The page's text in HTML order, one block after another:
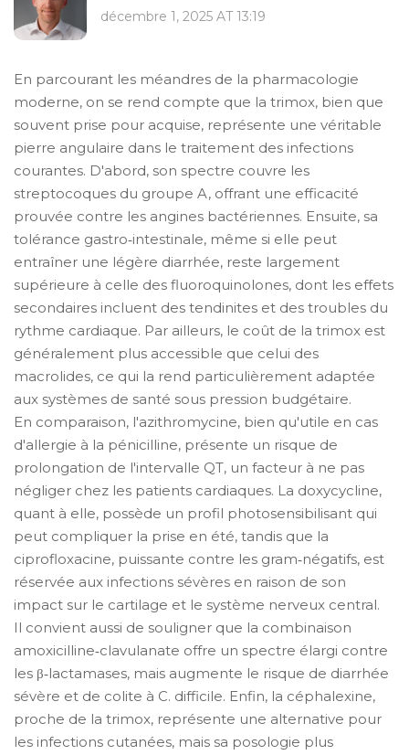
décembre 1, 2025 AT 13:19
En parcourant les méandres de la pharmacologie
moderne, on se rend compte que la trimox, bien que
souvent prise pour acquise, représente une véritable
pierre angulaire dans le traitement des infections
courantes. D'abord, son spectre couvre les
streptocoques du groupe A, offrant une efficacité
prouvée contre les angines bactériennes. Ensuite, sa
tolérance gastro‑intestinale, même si elle peut
entraîner une légère diarrhée, reste largement
supérieure à celle des fluoroquinolones, dont les effets
secondaires incluent des tendinites et des troubles du
rythme cardiaque. Par ailleurs, le coût de la trimox est
généralement plus accessible que celui des
macrolides, ce qui la rend particulièrement adaptée
aux systèmes de santé sous pression budgétaire.
En comparaison, l'azithromycine, bien qu'utile en cas
d'allergie à la pénicilline, présente un risque de
prolongation de l'intervalle QT, un facteur à ne pas
négliger chez les patients cardiaques. La doxycycline,
quant à elle, possède un profil photosensibilisant qui
peut compliquer la prise en été, tandis que la
ciprofloxacine, puissante contre les gram‑négatifs, est
réservée aux infections sévères en raison de son
impact sur le cartilage et le système nerveux central.
Il convient aussi de souligner que la combinaison
amoxicilline‑clavulanate offre un spectre élargi contre
les β‑lactamases, mais augmente le risque de diarrhée
sévère et de colite à C. difficile. Enfin, la céphalexine,
proche de la trimox, représente une alternative pour
les infections cutanées, mais sa posologie plus